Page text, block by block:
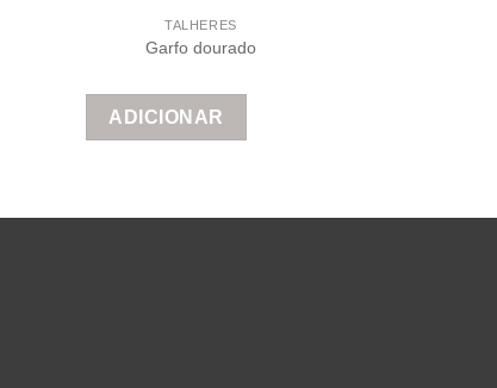
TALHERES
Garfo dourado
ADICIONAR